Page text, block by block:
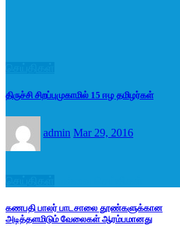
திருச்சி சிறப்புமுகாமில் 15 ஈழ தமிழர்கள்
admin Mar 29, 2016
கணபதி பாலர் பாடசாலை தூண்களுக்கான
அடித்தளமிடும் வேலைகள் ஆரம்பமானது